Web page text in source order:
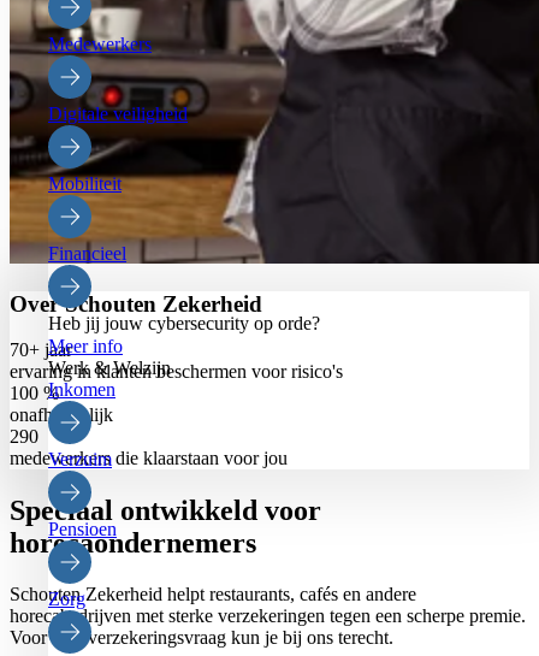
Medewerkers
Digitale veiligheid
Mobiliteit
Financieel
Heb jij jouw cybersecurity op orde?
Meer info
Werk & Welzijn
Inkomen
Verzuim
Pensioen
Zorg
Over Schouten Zekerheid
70+ jaar
ervaring in klanten beschermen voor risico's
100 %
onafhankelijk
290
medewerkers die klaarstaan voor jou
Speciaal ontwikkeld voor
horecaondernemers
Schouten Zekerheid helpt restaurants, cafés en andere
horecabedrijven met sterke verzekeringen tegen een scherpe premie.
Voor elke verzekeringsvraag kun je bij ons terecht.